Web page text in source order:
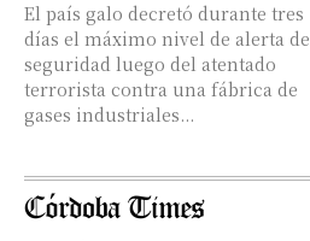
El país galo decretó durante tres
días el máximo nivel de alerta de
seguridad luego del atentado
terrorista contra una fábrica de
gases industriales...